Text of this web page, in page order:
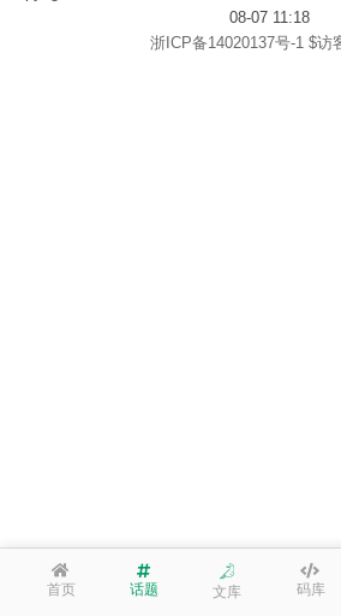
首页 话题 文库 码库
08-07 11:18
浙ICP备14020137号-1 $访